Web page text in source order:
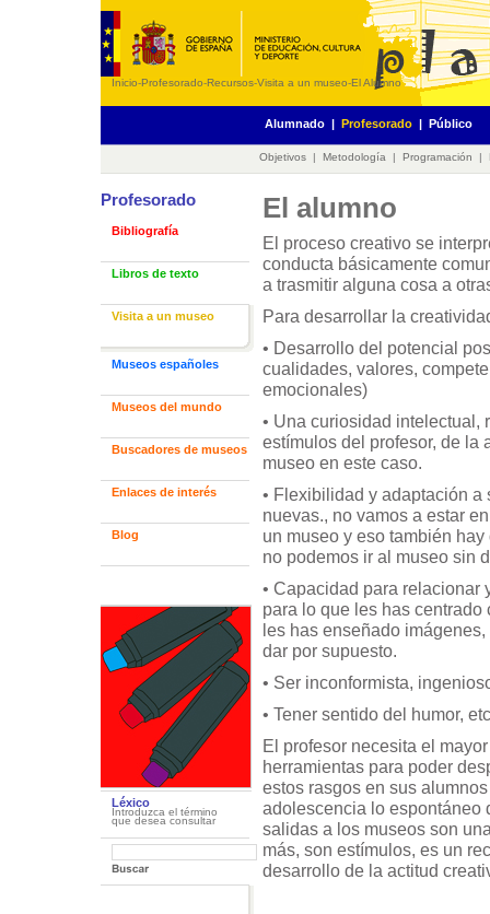
Inicio-Profesorado-Recursos-Visita a un museo-El Alumno
Alumnado | Profesorado | Público
Objetivos | Metodología | Programación |
Profesorado
Bibliografía
Libros de texto
Visita a un museo
Museos españoles
Museos del mundo
Buscadores de museos
Enlaces de interés
Blog
Léxico
Introduzca el término
que desea consultar
El alumno
El proceso creativo se
conducta básicamente
a trasmitir alguna cosa a
Para desarrollar la
• Desarrollo del potencial
cualidades, valores,
emocionales)
• Una curiosidad intelectual,
estímulos del profesor, de la
museo en este caso.
• Flexibilidad y adaptación a
nuevas., no vamos a estar
un museo y eso también
no podemos ir al museo sin
• Capacidad para relacionar
para lo que les has centrado
les has enseñado
dar por supuesto.
• Ser inconformista,
• Tener sentido del humor,
El profesor necesita el
herramientas para poder
estos rasgos en sus
adolescencia lo espontáneo
salidas a los museos son
más, son estímulos, es un
desarrollo de la actitud